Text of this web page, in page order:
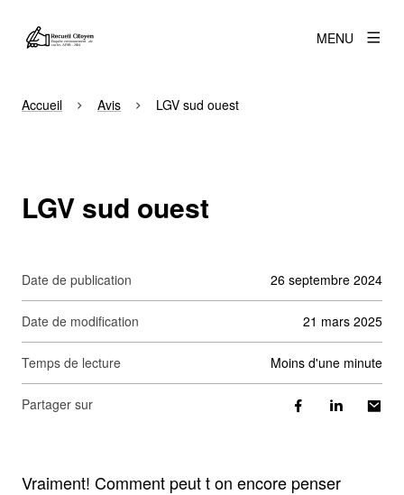
MENU
Accueil Avis LGV sud ouest
LGV sud ouest
Date de publication 26 septembre 2024
Date de modification 21 mars 2025
Temps de lecture moins d'une minute
Partager sur
Vraiment! Comment peut t on encore penser